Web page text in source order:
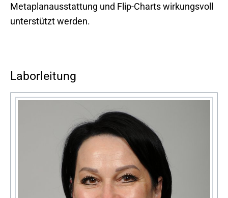
Metaplanausstattung und Flip-Charts wirkungsvoll
unterstützt werden.
Laborleitung